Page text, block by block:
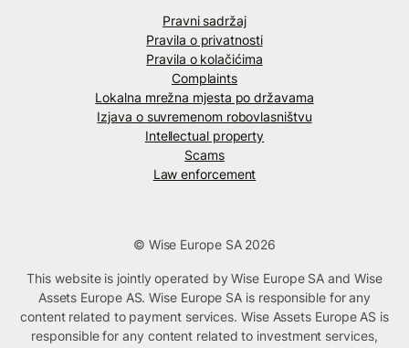
Pravni sadržaj
Pravila o privatnosti
Pravila o kolačićima
Complaints
Lokalna mrežna mjesta po državama
Izjava o suvremenom robovlasništvu
Intellectual property
Scams
Law enforcement
© Wise Europe SA 2026
This website is jointly operated by Wise Europe SA and Wise
Assets Europe AS. Wise Europe SA is responsible for any
content related to payment services. Wise Assets Europe AS is
responsible for any content related to investment services,